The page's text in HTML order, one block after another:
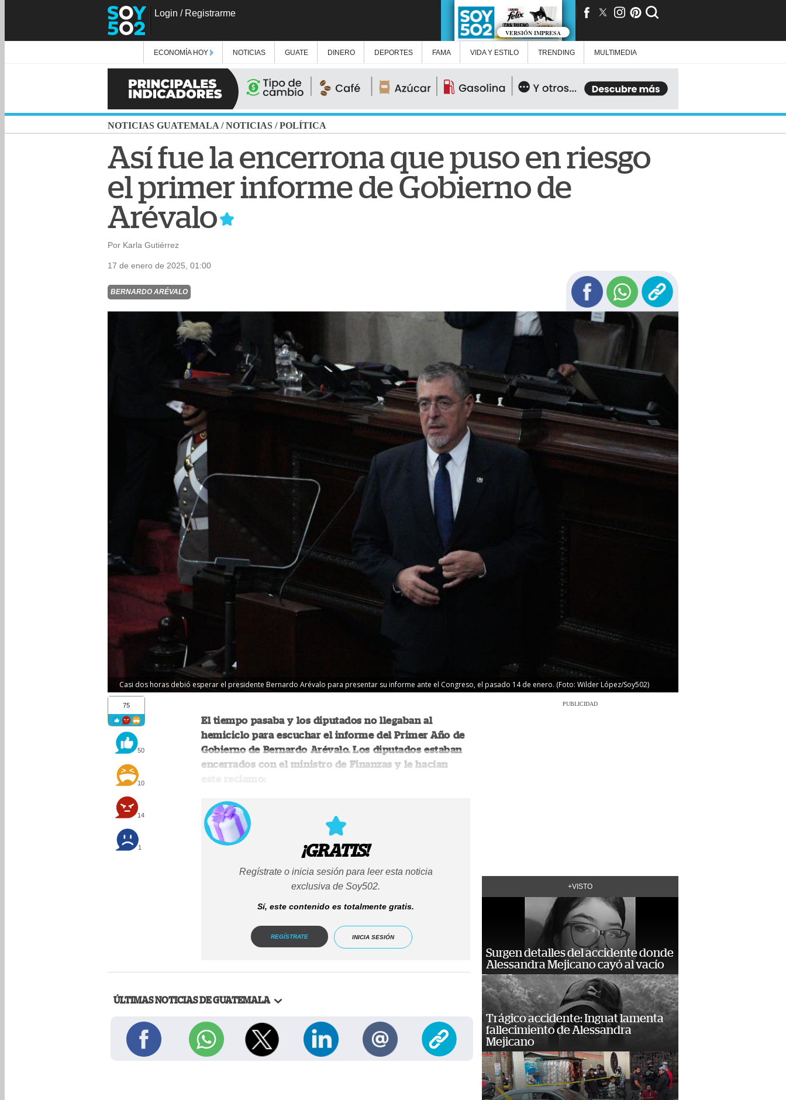
Login / Registrarme
VERSIÓN IMPRESA
ECONOMÍA HOY NOTICIAS GUATE DINERO DEPORTES FAMA VIDA Y ESTILO TRENDING MULTIMEDIA
NOTICIAS GUATEMALA /NOTICIAS /POLÍTICA
Así fue la encerrona que puso en riesgo
el primer informe de Gobierno de
Arévalo
Por Karla Gutiérrez
17 de enero de 2025, 01:00
BERNARDO ARÉVALO
Casi dos horas debió esperar el presidente Bernardo Arévalo para presentar su informe ante el Congreso, el pasado 14 de enero. (Foto: Wilder López/Soy502)
75
50
10
14
1
El tiempo pasaba y los diputados no llegaban al
hemiciclo para escuchar el informe del Primer Año de
Gobierno de Bernardo Arévalo. Los diputados estaban
encerrados con el ministro de Finanzas y le hacían
¡GRATIS!
Regístrate o inicia sesión para leer esta noticia
exclusiva de Soy502.
Sí, este contenido es totalmente gratis.
REGÍSTRATE INICIA SESIÓN
ÚLTIMAS NOTICIAS DE GUATEMALA
PUBLICIDAD
+VISTO
Surgen detalles del accidente donde
Alessandra Mejicano cayó al vacío
Trágico accidente: Inguat lamenta
fallecimiento de Alessandra
Mejicano